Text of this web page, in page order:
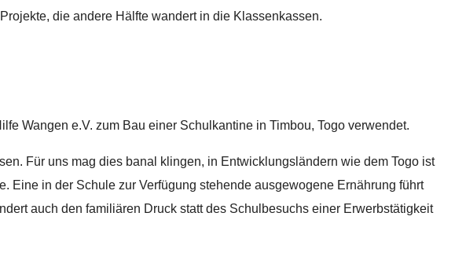
die andere Hälfte wandert in die Klassenkassen.
Wangen e.V. zum Bau einer Schulkantine in Timbou, Togo verwendet.
Für uns mag dies banal klingen, in Entwicklungsländern wie dem Togo ist
Eine in der Schule zur Verfügung stehende ausgewogene Ernährung führt
auch den familiären Druck statt des Schulbesuchs einer Erwerbstätigkeit